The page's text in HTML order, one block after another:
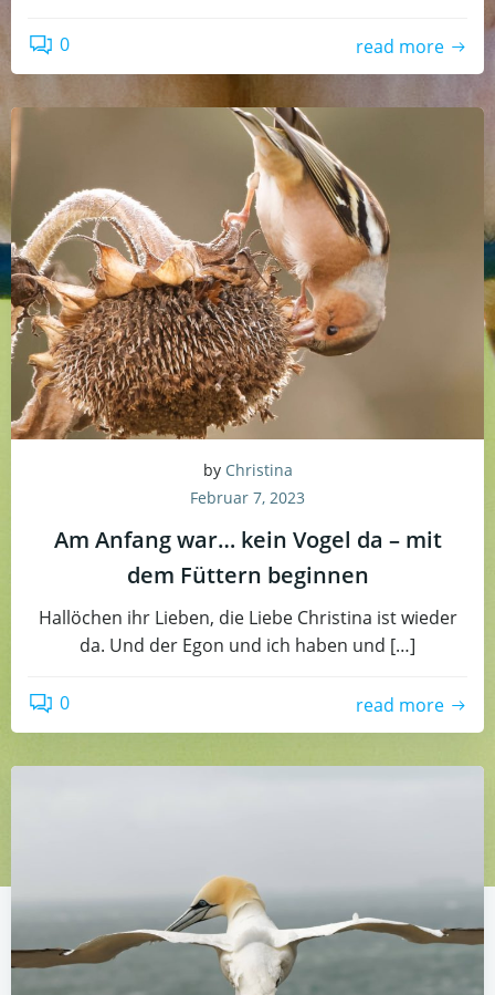
0 read more
by Christina
Februar 7, 2023
Am Anfang war… kein Vogel da – mit
dem Füttern beginnen
Hallöchen ihr Lieben, die Liebe Christina ist wieder
da. Und der Egon und ich haben und […]
0 read more